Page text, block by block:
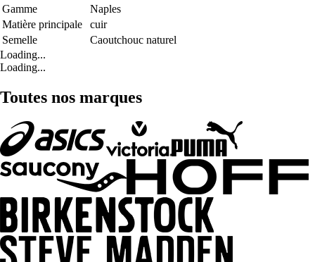
Gamme
Naples
Matière principale
cuir
Semelle
Caoutchouc naturel
Loading...
Loading...
Toutes nos marques